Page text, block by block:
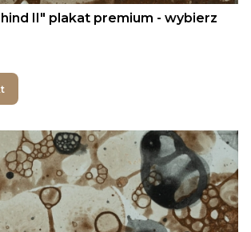
II" plakat premium - wybierz